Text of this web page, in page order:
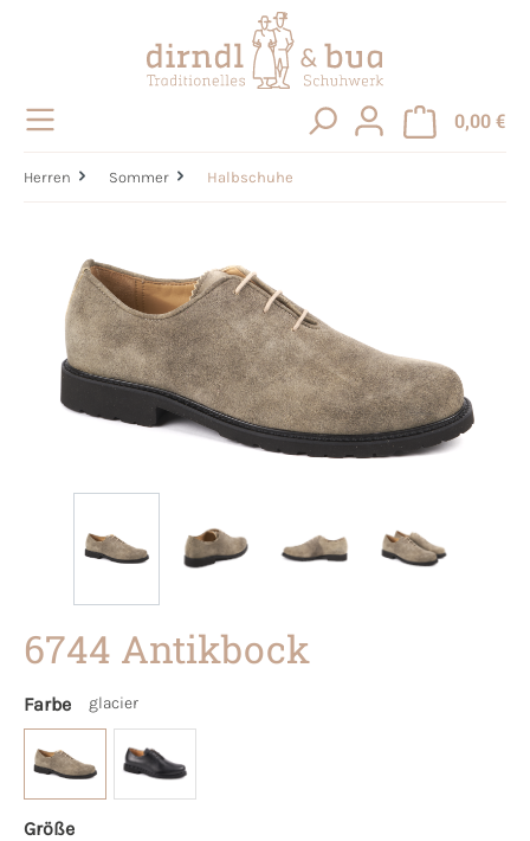
0,00 €
Herren Sommer Halbschuhe
6744 Antikbock
Farbe glacier
Größe